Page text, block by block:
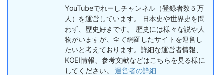
YouTubeでれーしチャンネル（登録者数５万
人）を運営しています。 日本史や世界史を問
わず、歴史好きです。 歴史には様々な説や人
物がいますが、全て網羅したサイトを運営し
たいと考えております。詳細な運営者情報、
KOEI情報、参考文献などはこちらを見る様に
してください。 運営者の詳細